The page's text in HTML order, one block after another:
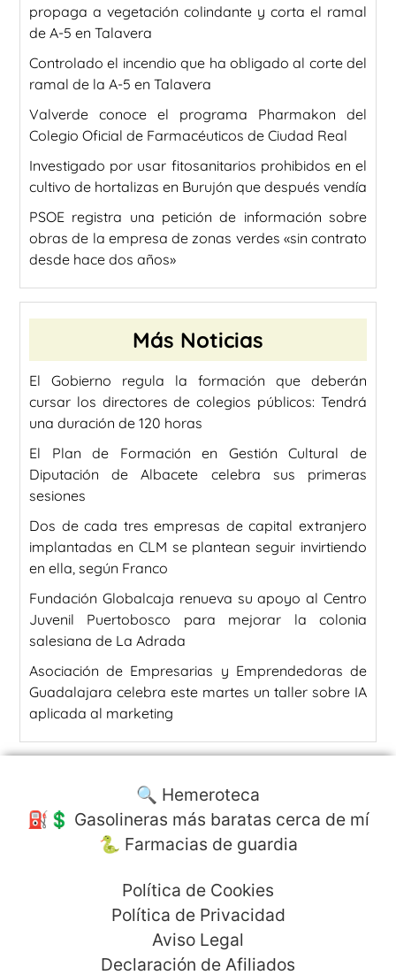
propaga a vegetación colindante y corta el ramal
de A-5 en Talavera
Controlado el incendio que ha obligado al corte del
ramal de la A-5 en Talavera
Valverde conoce el programa Pharmakon del
Colegio Oficial de Farmacéuticos de Ciudad Real
Investigado por usar fitosanitarios prohibidos en el
cultivo de hortalizas en Burujón que después vendía
PSOE registra una petición de información sobre
obras de la empresa de zonas verdes «sin contrato
desde hace dos años»
Más Noticias
El Gobierno regula la formación que deberán
cursar los directores de colegios públicos: Tendrá
una duración de 120 horas
El Plan de Formación en Gestión Cultural de
Diputación de Albacete celebra sus primeras
sesiones
Dos de cada tres empresas de capital extranjero
implantadas en CLM se plantean seguir invirtiendo
en ella, según Franco
Fundación Globalcaja renueva su apoyo al Centro
Juvenil Puertobosco para mejorar la colonia
salesiana de La Adrada
Asociación de Empresarias y Emprendedoras de
Guadalajara celebra este martes un taller sobre IA
aplicada al marketing
🔍 Hemeroteca
⛽️💲 Gasolineras más baratas cerca de mí
🐍 Farmacias de guardia
Política de Cookies
Política de Privacidad
Aviso Legal
Declaración de Afiliados